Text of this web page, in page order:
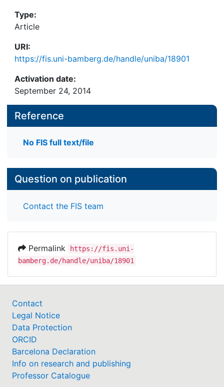
Type:
Article
URI:
https://fis.uni-bamberg.de/handle/uniba/18901
Activation date:
September 24, 2014
Reference
No FIS full text/file
Question on publication
Contact the FIS team
Permalink
https://fis.uni-
bamberg.de/handle/uniba/18901
Contact
Legal Notice
Data Protection
ORCID
Barcelona Declaration
Info on research and publishing
Professor Catalogue